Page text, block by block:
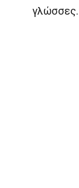
γλώσσες.